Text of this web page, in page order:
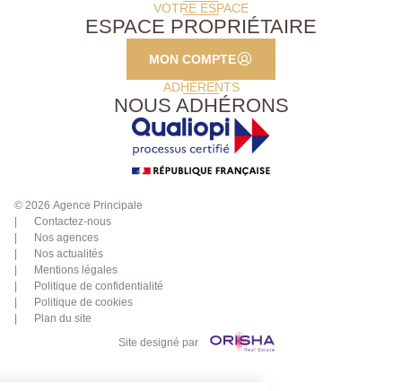
VOTRE ESPACE
ESPACE PROPRIÉTAIRE
MON COMPTE
ADHÉRENTS
NOUS ADHÉRONS
© 2026 Agence Principale
Contactez-nous
Nos agences
Nos actualités
Mentions légales
Politique de confidentialité
Politique de cookies
Plan du site
Site designé par